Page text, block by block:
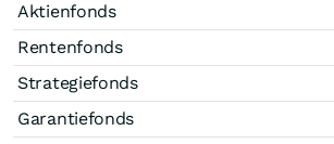
Aktienfonds
Rentenfonds
Strategiefonds
Garantiefonds